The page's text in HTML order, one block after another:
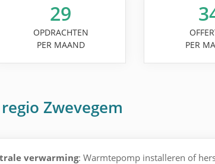
29
OPDRACHTEN
PER MAAND
PER
Zwevegem
verwarming: Warmtepomp installeren of